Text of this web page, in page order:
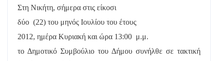
Στη Νικήτη, σήμερα στις είκοσι
δύο (22) του μηνός Ιουλίου του έτους
2012, ημέρα Κυριακή και ώρα 13:00 μ.μ.
το Δημοτικό Συμβούλιο του Δήμου συνήλθε σε τακτική